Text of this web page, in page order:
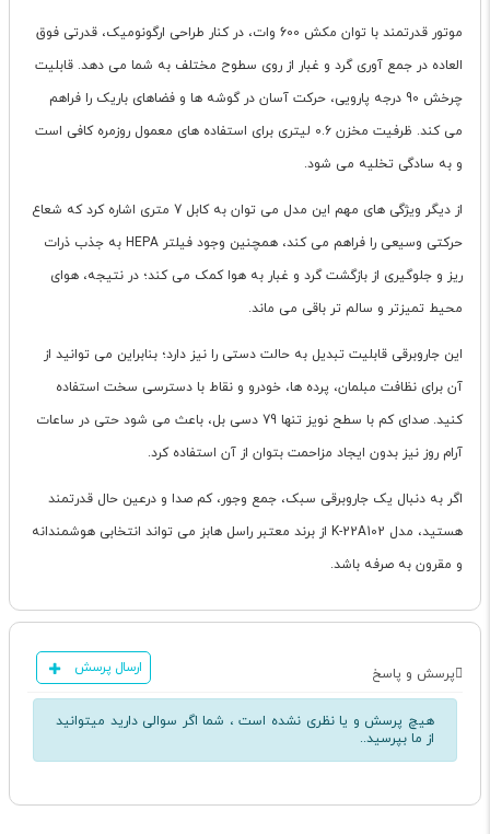
موتور قدرتمند با توان مکش 600 وات، در کنار طراحی ارگونومیک، قدرتی فوق
العاده در جمع آوری گرد و غبار از روی سطوح مختلف به شما می دهد. قابلیت
چرخش 90 درجه پارویی، حرکت آسان در گوشه ها و فضاهای باریک را فراهم
می کند. ظرفیت مخزن 0.6 لیتری برای استفاده های معمول روزمره کافی است
و به سادگی تخلیه می شود.
از دیگر ویژگی های مهم این مدل می توان به کابل 7 متری اشاره کرد که شعاع
حرکتی وسیعی را فراهم می کند، همچنین وجود فیلتر HEPA به جذب ذرات
ریز و جلوگیری از بازگشت گرد و غبار به هوا کمک می کند؛ در نتیجه، هوای
محیط تمیزتر و سالم تر باقی می ماند.
این جاروبرقی قابلیت تبدیل به حالت دستی را نیز دارد؛ بنابراین می توانید از
آن برای نظافت مبلمان، پرده ها، خودرو و نقاط با دسترسی سخت استفاده
کنید. صدای کم با سطح نویز تنها 79 دسی بل، باعث می شود حتی در ساعات
آرام روز نیز بدون ایجاد مزاحمت بتوان از آن استفاده کرد.
اگر به دنبال یک جاروبرقی سبک، جمع وجور، کم صدا و درعین حال قدرتمند
هستید، مدل K-22A102 از برند معتبر راسل هابز می تواند انتخابی هوشمندانه
و مقرون به صرفه باشد.
پرسش و پاسخ ارسال پرسش
هیچ پرسش و یا نظری نشده است ، شما اگر سوالی دارید میتوانید
از ما بپرسید..